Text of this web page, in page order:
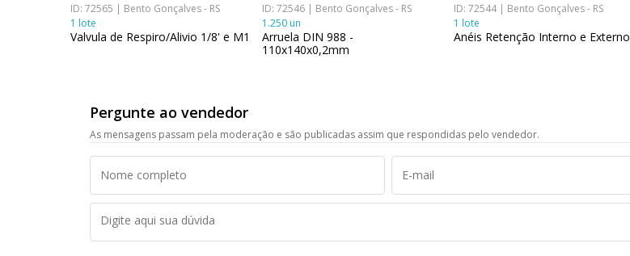
ID: 72565 | Bento Gonçalves - RS
1 lote
Valvula de Respiro/Alivio 1/8' e M1
ID: 72546 | Bento Gonçalves - RS
1.250 un
Arruela DIN 988 -
110x140x0,2mm
ID: 72544 | Bento Gonçalves - RS
1 lote
Anéis Retenção Interno e Externo
Pergunte ao vendedor
As mensagens passam pela moderação e são publicadas assim que respondidas pelo vendedor.